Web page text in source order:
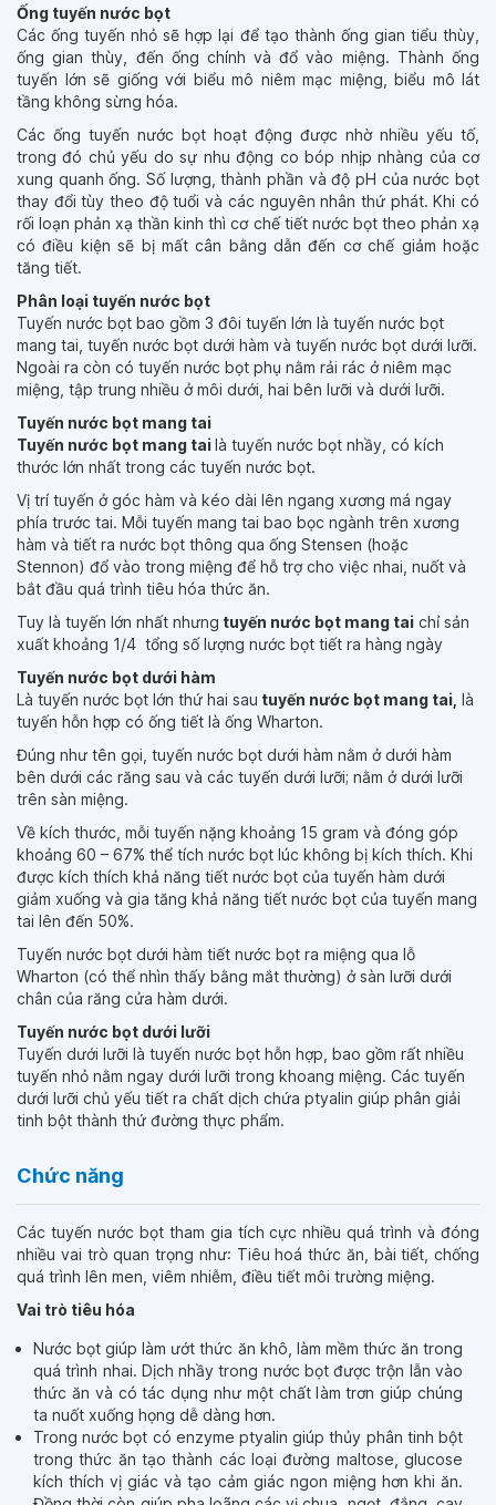
Ống tuyến nước bọt
Các ống tuyến nhỏ sẽ hợp lại để tạo thành ống gian tiểu thùy,
ống gian thùy, đến ống chính và đổ vào miệng. Thành ống
tuyến lớn sẽ giống với biểu mô niêm mạc miệng, biểu mô lát
tầng không sừng hóa.
Các ống tuyến nước bọt hoạt động được nhờ nhiều yếu tố,
trong đó chủ yếu do sự nhu động co bóp nhịp nhàng của cơ
xung quanh ống. Số lượng, thành phần và độ pH của nước bọt
thay đổi tùy theo độ tuổi và các nguyên nhân thứ phát. Khi có
rối loạn phản xạ thần kinh thì cơ chế tiết nước bọt theo phản xạ
có điều kiện sẽ bị mất cân bằng dẫn đến cơ chế giảm hoặc
tăng tiết.
Phân loại tuyến nước bọt
Tuyến nước bọt bao gồm 3 đôi tuyến lớn là tuyến nước bọt
mang tai, tuyến nước bọt dưới hàm và tuyến nước bọt dưới lưỡi.
Ngoài ra còn có tuyến nước bọt phụ nằm rải rác ở niêm mạc
miệng, tập trung nhiều ở môi dưới, hai bên lưỡi và dưới lưỡi.
Tuyến nước bọt mang tai
Tuyến nước bọt mang tailà tuyến nước bọt nhầy, có kích
thước lớn nhất trong các tuyến nước bọt.
Vị trí tuyến ở góc hàm và kéo dài lên ngang xương má ngay
phía trước tai. Mỗi tuyến mang tai bao bọc ngành trên xương
hàm và tiết ra nước bọt thông qua ống Stensen (hoặc
Stennon) đổ vào trong miệng để hỗ trợ cho việc nhai, nuốt và
bắt đầu quá trình tiêu hóa thức ăn.
Tuy là tuyến lớn nhất nhưng tuyến nước bọt mang tai chỉ sản
xuất khoảng 1/4 tổng số lượng nước bọt tiết ra hàng ngày
Tuyến nước bọt dưới hàm
Là tuyến nước bọt lớn thứ hai sau tuyến nước bọt mang tai, là
tuyến hỗn hợp có ống tiết là ống Wharton.
Đúng như tên gọi, tuyến nước bọt dưới hàm nằm ở dưới hàm
bên dưới các răng sau và các tuyến dưới lưỡi; nằm ở dưới lưỡi
trên sàn miệng.
Về kích thước, mỗi tuyến nặng khoảng 15 gram và đóng góp
khoảng 60 – 67% thể tích nước bọt lúc không bị kích thích. Khi
được kích thích khả năng tiết nước bọt của tuyến hàm dưới
giảm xuống và gia tăng khả năng tiết nước bọt của tuyến mang
tai lên đến 50%.
Tuyến nước bọt dưới hàm tiết nước bọt ra miệng qua lỗ
Wharton (có thể nhìn thấy bằng mắt thường) ở sàn lưỡi dưới
chân của răng cửa hàm dưới.
Tuyến nước bọt dưới lưỡi
Tuyến dưới lưỡi là tuyến nước bọt hỗn hợp, bao gồm rất nhiều
tuyến nhỏ nằm ngay dưới lưỡi trong khoang miệng. Các tuyến
dưới lưỡi chủ yếu tiết ra chất dịch chứa ptyalin giúp phân giải
tinh bột thành thứ đường thực phẩm.
Chức năng
Các tuyến nước bọt tham gia tích cực nhiều quá trình và đóng
nhiều vai trò quan trọng như: Tiêu hoá thức ăn, bài tiết, chống
quá trình lên men, viêm nhiễm, điều tiết môi trường miệng.
Vai trò tiêu hóa
Nước bọt giúp làm ướt thức ăn khô, làm mềm thức ăn trong
quá trình nhai. Dịch nhầy trong nước bọt được trộn lẫn vào
thức ăn và có tác dụng như một chất làm trơn giúp chúng
ta nuốt xuống họng dễ dàng hơn.
Trong nước bọt có enzyme ptyalin giúp thủy phân tinh bột
trong thức ăn tạo thành các loại đường maltose, glucose
kích thích vị giác và tạo cảm giác ngon miệng hơn khi ăn.